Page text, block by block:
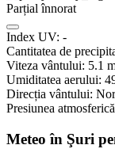
Parțial înnorat
Index UV: -
Cantitatea de
Viteza vântului: 5.1
Umiditatea aerului:
Direcția vântului:
Presiunea
Meteo în Şuri